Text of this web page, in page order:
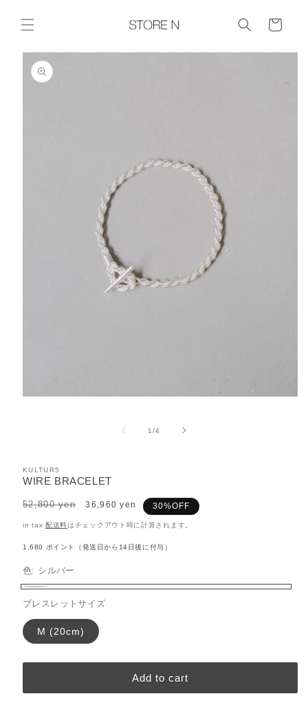
進む
Cart
商品情報に
スキップ
デ
ア
を
く
1/の4
KULTUR5
WIRE BRACELET
Regular
52,800 yen
Sale
36,960 yen 30%OFF
in tax 配送料はチェックアウト時に計算されます。
1,680 ポイント（発送日から14日後に付与）
色: シルバー
ル
バ
ー
ブレスレットサイズ
M (20cm)
Add to cart